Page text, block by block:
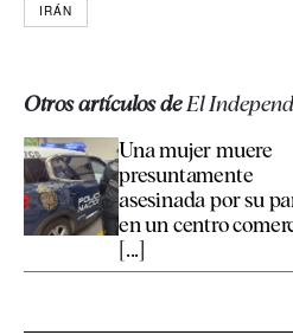
IRÁN
Otros artículos deEl
Una mujer muere
presuntamente
asesinada por su
en un centro
[...]